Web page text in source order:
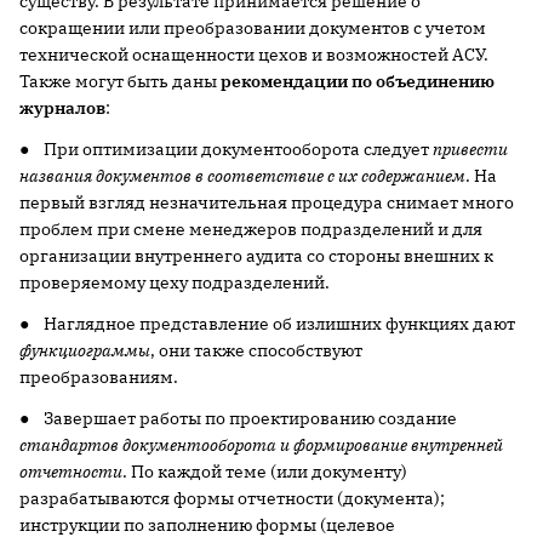
сокращении или преобразовании документов с учетом
технической оснащенности цехов и возможностей АСУ.
Также могут быть данырекомендации по объединению
журналов:
● При оптимизации документооборота следуетпривести
названия документов в соответствие с их содержанием. На
первый взгляд незначительная процедура снимает много
проблем при смене менеджеров подразделений и для
организации внутреннего аудита со стороны внешних к
проверяемому цеху подразделений.
● Наглядное представление об излишних функциях дают
функциограммы, они также способствуют
преобразованиям.
● Завершает работы по проектированию создание
стандартов документооборота и формирование внутренней
отчетности. По каждой теме (или документу)
разрабатываются формы отчетности (документа);
инструкции по заполнению формы (целевое